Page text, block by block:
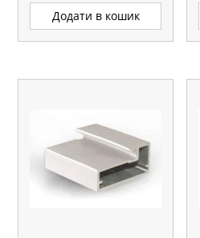
Додати в кошик